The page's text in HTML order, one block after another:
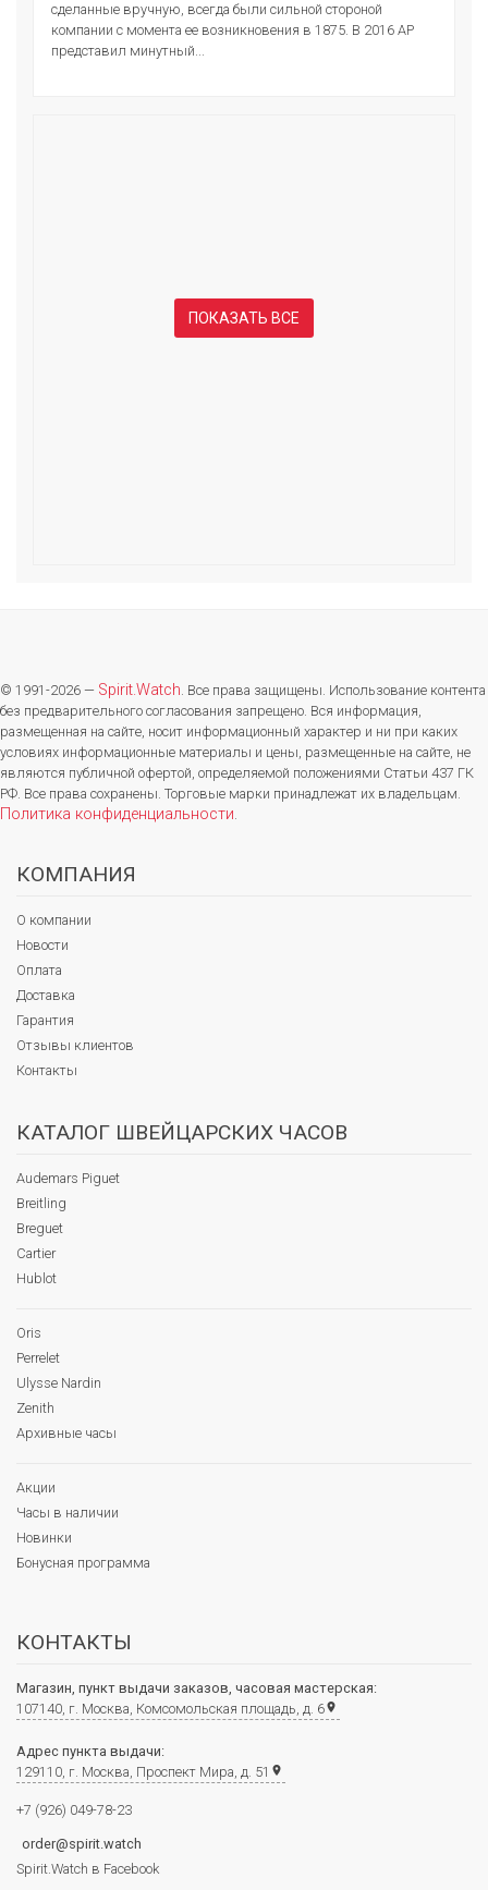
сделанные вручную, всегда были сильной стороной
компании с момента ее возникновения в 1875. В 2016 АР
представил минутный...
ПОКАЗАТЬ ВСЕ
© 1991-2026 — Spirit.Watch. Все права защищены. Использование контента
без предварительного согласования запрещено. Вся информация,
размещенная на сайте, носит информационный характер и ни при каких
условиях информационные материалы и цены, размещенные на сайте, не
являются публичной офертой, определяемой положениями Статьи 437 ГК
РФ. Все права сохранены. Торговые марки принадлежат их владельцам.
Политика конфиденциальности.
КОМПАНИЯ
О компании
Новости
Оплата
Доставка
Гарантия
Отзывы клиентов
Контакты
КАТАЛОГ ШВЕЙЦАРСКИХ ЧАСОВ
Audemars Piguet
Breitling
Breguet
Cartier
Hublot
Oris
Perrelet
Ulysse Nardin
Zenith
Архивные часы
Акции
Часы в наличии
Новинки
Бонусная программа
КОНТАКТЫ
Магазин, пункт выдачи заказов, часовая мастерская:
107140, г. Москва, Комсомольская площадь, д. 6place
Адрес пункта выдачи:
129110, г. Москва, Проспект Мира, д. 51 place
+7 (926) 049-78-23
order@spirit.watch
Spirit.Watch в Facebook